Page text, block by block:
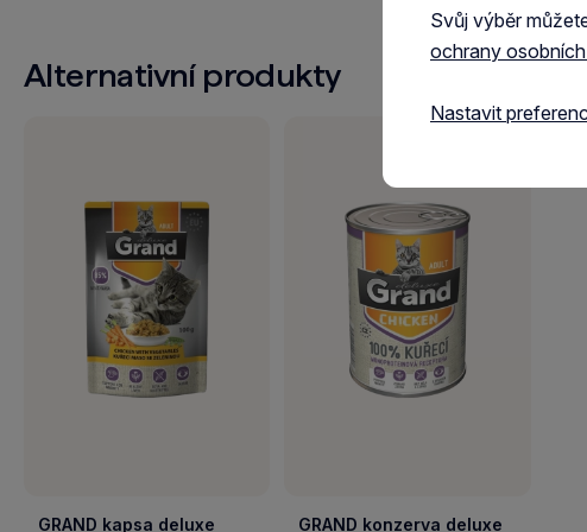
Alternativní produkty
GRAND kapsa deluxe
GRAND konzerva deluxe
Svůj výběr
ochrany
Nastavit